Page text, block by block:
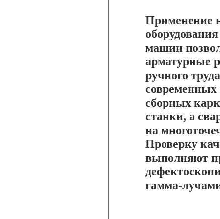
Применение
машин
арматурные
ручного
современных
сборных
станки, а
на
Проверку
выполняют
гамма-